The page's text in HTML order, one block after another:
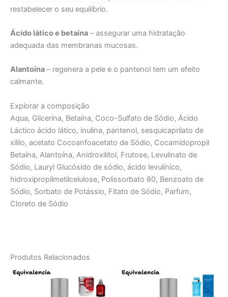
restabelecer o seu equilíbrio.
Ácido lático e betaína – assegurar uma hidratação
adequada das membranas mucosas.
Alantoína – regenera a pele e o pantenol tem um efeito
calmante.
Explorar a composição
Aqua, Glicerina, Betaína, Coco-Sulfato de Sódio, Ácido
Láctico ácido lático, inulina, pantenol, sesquicaprilato de
xililo, acetato Cocoanfoacetato de Sódio, Cocamidopropil
Betaína, Alantoína, Anidroxilitol, Frutose, Levulinato de
Sódio, Lauryl Glucósido de sódio, ácido levulínico,
hidroxipropilmetilcelulose, Polissorbato 80, Benzoato de
Sódio, Sorbato de Potássio, Fitato de Sódio, Parfum,
Cloreto de Sódio
Produtos Relacionados